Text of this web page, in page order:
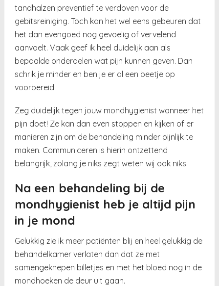
tandhalzen preventief te verdoven voor de
gebitsreiniging. Toch kan het wel eens gebeuren dat
het dan evengoed nog gevoelig of vervelend
aanvoelt. Vaak geef ik heel duidelijk aan als
bepaalde onderdelen wat pijn kunnen geven. Dan
schrik je minder en ben je er al een beetje op
voorbereid.
Zeg duidelijk tegen jouw mondhygienist wanneer het
pijn doet! Ze kan dan even stoppen en kijken of er
manieren zijn om de behandeling minder pijnlijk te
maken. Communiceren is hierin ontzettend
belangrijk, zolang je niks zegt weten wij ook niks.
Na een behandeling bij de
mondhygienist heb je altijd pijn
in je mond
Gelukkig zie ik meer patiënten blij en heel gelukkig de
behandelkamer verlaten dan dat ze met
samengeknepen billetjes en met het bloed nog in de
mondhoeken de deur uit gaan.